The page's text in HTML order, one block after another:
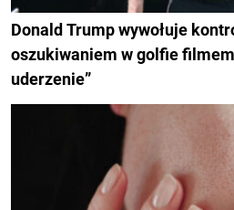
Donald Trump wywołuje
oszukiwaniem w golfie
uderzenie”